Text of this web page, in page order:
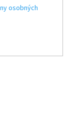
osobných